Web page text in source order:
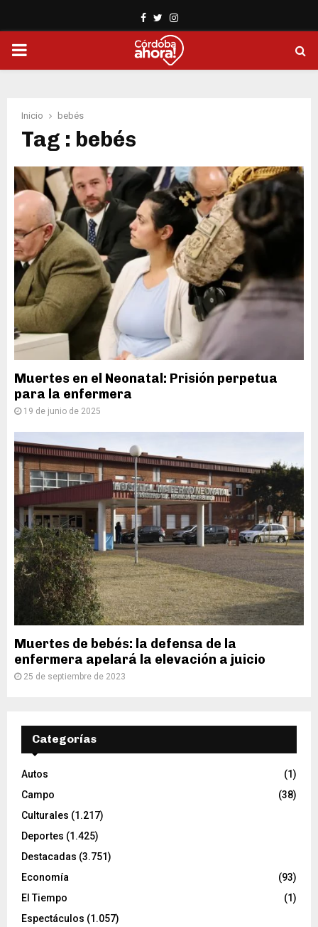
Facebook
TwitterInstagram
PRIMARY
Inicio bebés
Tag : bebés
Muertes en el Neonatal: Prisión perpetua
para la enfermera
19 de junio de 2025
Muertes de bebés: la defensa de la
enfermera apelará la elevación a juicio
25 de septiembre de 2023
Categorías
Autos
(1)
Campo
(38)
Culturales (1.217)
Deportes (1.425)
Destacadas (3.751)
Economía
(93)
El Tiempo
(1)
Espectáculos (1.057)